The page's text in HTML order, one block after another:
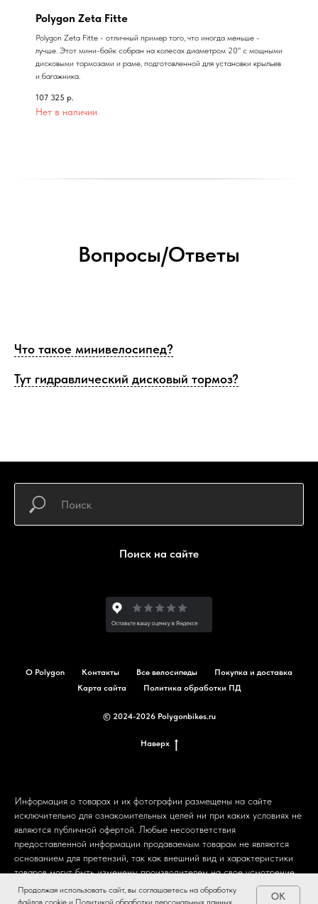
Продолжая использовать сайт, вы соглашаетесь на обработку
файлов cookie и Политикой обработки персональных данных
OK
Polygon Zeta Fitte
Polygon Zeta Fitte - отличный пример того, что иногда меньше -
лучше. Этот мини-байк собран на колесах диаметром 20" с мощными
дисковыми тормозами и раме, подготовленной для установки крыльев
и багажника.
107 325 р.
Нет в наличии
Вопросы/Ответы
Что такое минивелосипед?
Тут гидравлический дисковый тормоз?
Поиск на сайте
О Polygon Контакты Все велосипеды
Покупка и доставка
Карта сайта
Политика обработки ПД
© 2024-2026 Polygonbikes.ru
Наверх
Информация о товарах и их фотографии размещены на сайте
исключительно для ознакомительных целей ни при каких условиях не
являются публичной офертой. Любые несоответствия
предоставленной информации продаваемым товарам не являются
основанием для претензий, так как внешний вид и характеристики
товаров могут быть изменены производителем на свое усмотрение.
Пользовательское соглашение.